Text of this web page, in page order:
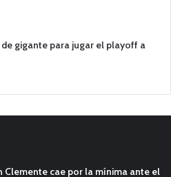
gigante para jugar el playoff a
Clemente cae por la mínima ante el